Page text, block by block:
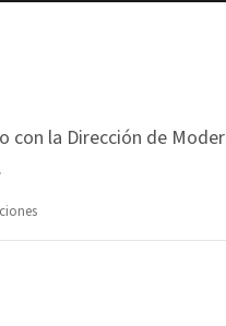
con la Dirección de